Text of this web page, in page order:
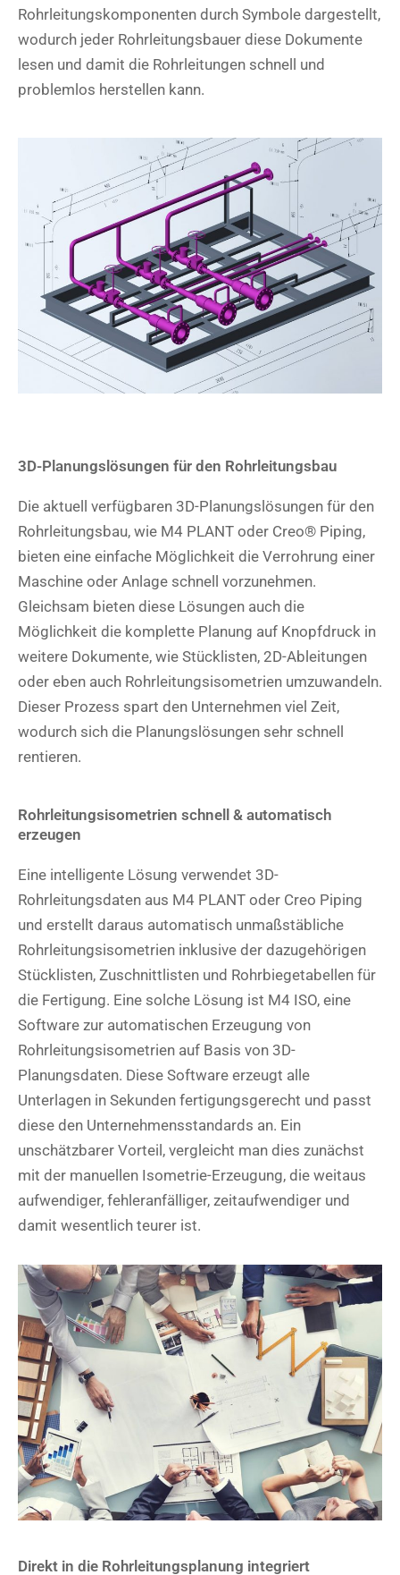
Rohrleitungskomponenten durch Symbole dargestellt,
wodurch jeder Rohrleitungsbauer diese Dokumente
lesen und damit die Rohrleitungen schnell und
problemlos herstellen kann.
3D-Planungslösungen für den Rohrleitungsbau
Die aktuell verfügbaren 3D-Planungslösungen für den
Rohrleitungsbau, wie M4 PLANT oder Creo® Piping,
bieten eine einfache Möglichkeit die Verrohrung einer
Maschine oder Anlage schnell vorzunehmen.
Gleichsam bieten diese Lösungen auch die
Möglichkeit die komplette Planung auf Knopfdruck in
weitere Dokumente, wie Stücklisten, 2D-Ableitungen
oder eben auch Rohrleitungsisometrien umzuwandeln.
Dieser Prozess spart den Unternehmen viel Zeit,
wodurch sich die Planungslösungen sehr schnell
rentieren.
Rohrleitungsisometrien schnell & automatisch
erzeugen
Eine intelligente Lösung verwendet 3D-
Rohrleitungsdaten aus M4 PLANT oder Creo Piping
und erstellt daraus automatisch unmaßstäbliche
Rohrleitungsisometrien inklusive der dazugehörigen
Stücklisten, Zuschnittlisten und Rohrbiegetabellen für
die Fertigung. Eine solche Lösung ist M4 ISO, eine
Software zur automatischen Erzeugung von
Rohrleitungsisometrien auf Basis von 3D-
Planungsdaten. Diese Software erzeugt alle
Unterlagen in Sekunden fertigungsgerecht und passt
diese den Unternehmensstandards an. Ein
unschätzbarer Vorteil, vergleicht man dies zunächst
mit der manuellen Isometrie-Erzeugung, die weitaus
aufwendiger, fehleranfälliger, zeitaufwendiger und
damit wesentlich teurer ist.
Direkt in die Rohrleitungsplanung integriert